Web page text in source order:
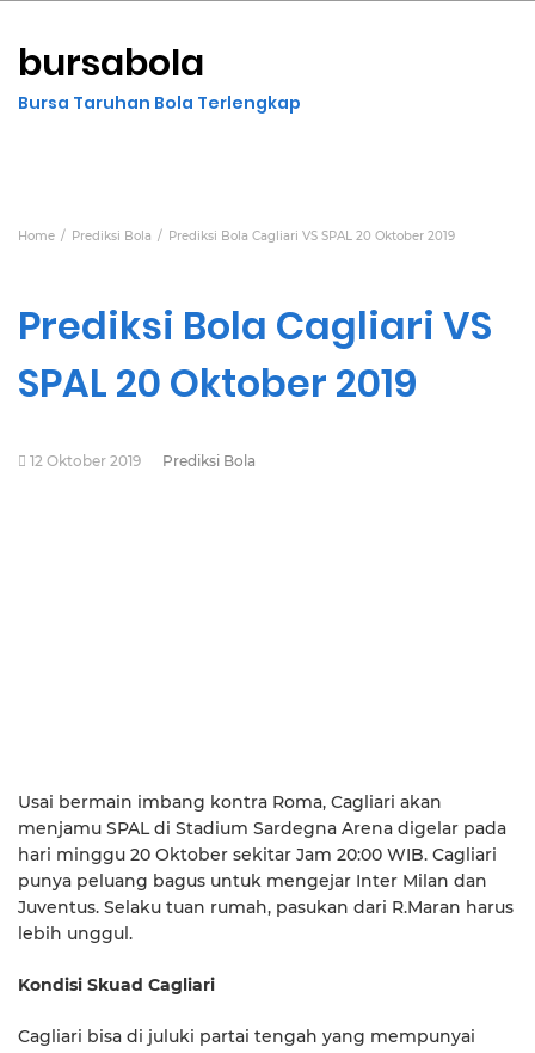
bursabola
Bursa Taruhan Bola Terlengkap
Home Prediksi Bola Prediksi Bola Cagliari VS SPAL 20 Oktober 2019
Prediksi Bola Cagliari VS
SPAL 20 Oktober 2019
12 Oktober 2019 Prediksi Bola
Usai bermain imbang kontra Roma, Cagliari akan
menjamu SPAL di Stadium Sardegna Arena digelar pada
hari minggu 20 Oktober sekitar Jam 20:00 WIB. Cagliari
punya peluang bagus untuk mengejar Inter Milan dan
Juventus. Selaku tuan rumah, pasukan dari R.Maran harus
lebih unggul.
Kondisi Skuad Cagliari
Cagliari bisa di juluki partai tengah yang mempunyai